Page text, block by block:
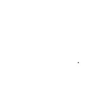
.